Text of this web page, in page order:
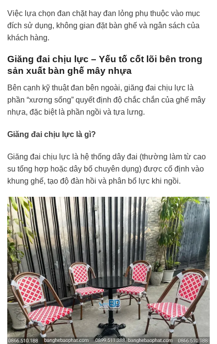
Việc lựa chọn đan chặt hay đan lỏng phụ thuộc vào mục
đích sử dụng, không gian đặt bàn ghế và ngân sách của
khách hàng.
Giăng đai chịu lực – Yếu tố cốt lõi bên trong
sản xuất bàn ghế mây nhựa
Bên cạnh kỹ thuật đan bên ngoài, giăng đai chịu lực là
phần “xương sống” quyết định độ chắc chắn của ghế mây
nhựa, đặc biệt là phần ngồi và tựa lưng.
Giăng đai chịu lực là gì?
Giăng đai chịu lực là hệ thống dây đai (thường làm từ cao
su tổng hợp hoặc dây bố chuyên dụng) được cố định vào
khung ghế, tạo độ đàn hồi và phân bổ lực khi ngồi.